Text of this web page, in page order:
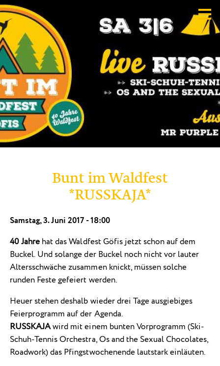
Bunt im Waldfest
*RUSSKAJA*
Samstag, 3. Juni 2017 - 18:00
40 Jahre hat das Waldfest Göfis jetzt schon auf dem
Buckel. Und solange der Buckel noch nicht vor lauter
Altersschwäche zusammen knickt, müssen solche
runden Feste gefeiert werden.
Heuer stehen deshalb wieder drei Tage ausgiebiges
Feierprogramm auf der Agenda.
RUSSKAJAwird mit einem bunten Vorprogramm (Ski-
Schuh-Tennis Orchestra, Os and the Sexual Chocolates,
Roadwork) das Pfingstwochenende lautstark einläuten.